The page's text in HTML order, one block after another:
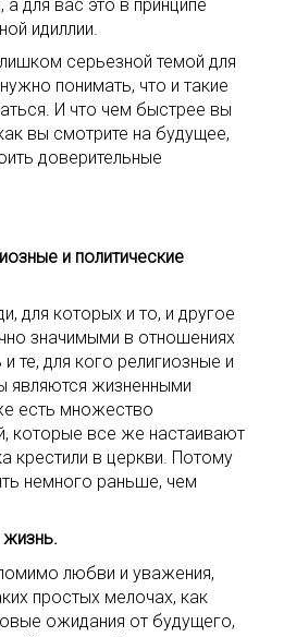
а для вас это в принципе
идиллии.
серьезной темой для
понимать, что и такие
И что чем быстрее вы
вы смотрите на будущее,
доверительные
и политические
для которых и то, и другое
значимыми в отношениях
те, для кого религиозные и
являются жизненными
есть множество
которые все же настаивают
крестили в церкви. Потому
немного раньше, чем
любви и уважения,
простых мелочах, как
ожидания от будущего,